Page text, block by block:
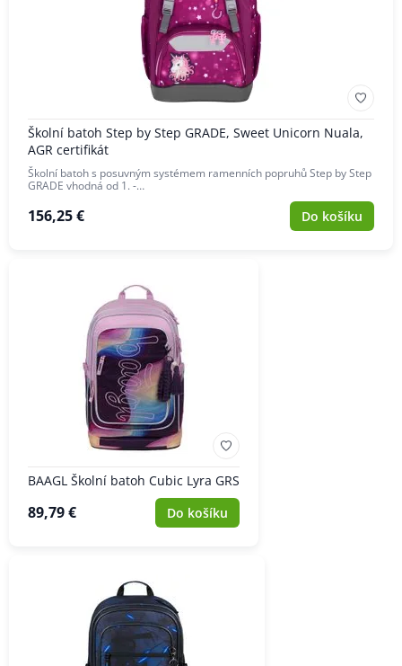
Školní batoh Step by Step GRADE, Sweet Unicorn Nuala,
AGR certifikát
Školní batoh s posuvným systémem ramenních popruhů Step by Step
GRADE vhodná od 1. -…
156,25 € Do košíku
BAAGL Školní batoh Cubic Lyra GRS
89,79 € Do košíku